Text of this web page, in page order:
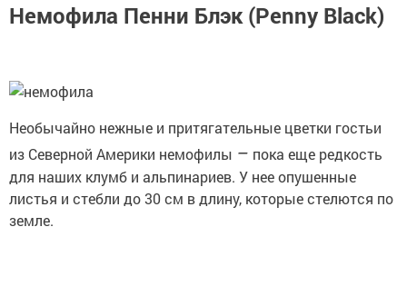
Немофила Пенни Блэк (Penny Black)
Необычайно нежные и притягательные цветки гостьи
из Северной Америки немофилы – пока еще редкость
для наших клумб и альпинариев. У нее опушенные
листья и стебли до 30 см в длину, которые стелются по
земле.